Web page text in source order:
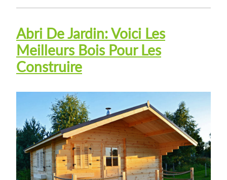
Abri De Jardin: Voici Les
Meilleurs Bois Pour Les
Construire